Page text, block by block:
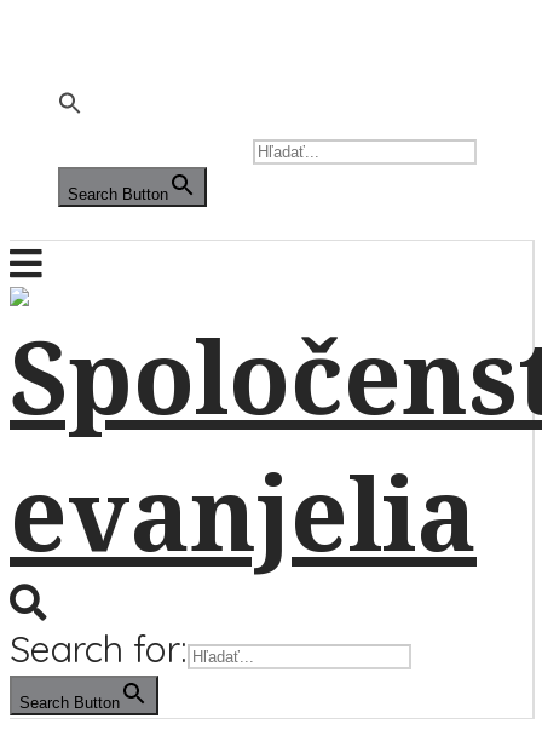
Search Button
Search for:
Search Button